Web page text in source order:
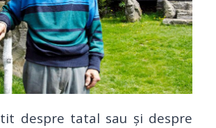
despre tatal sau și despre